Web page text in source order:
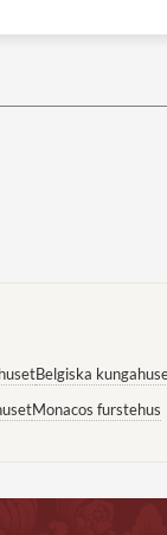
Belgiska
Monacos furstehus